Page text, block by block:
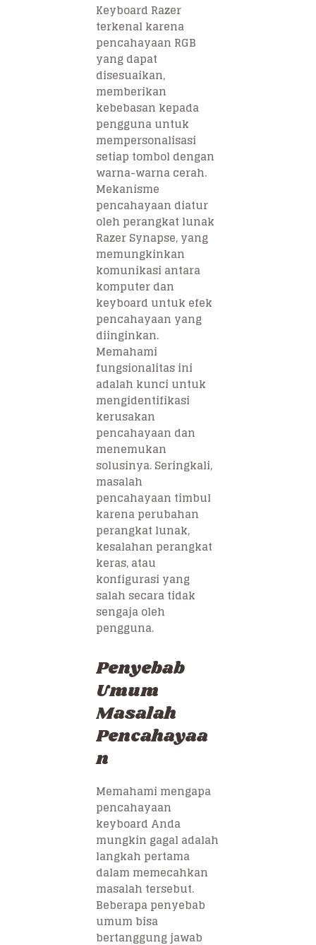
Keyboard Razer
terkenal karena
pencahayaan RGB
yang dapat
disesuaikan,
memberikan
kebebasan kepada
pengguna untuk
mempersonalisasi
setiap tombol dengan
warna-warna cerah.
Mekanisme
pencahayaan diatur
oleh perangkat lunak
Razer Synapse, yang
memungkinkan
komunikasi antara
komputer dan
keyboard untuk efek
pencahayaan yang
diinginkan.
Memahami
fungsionalitas ini
adalah kunci untuk
mengidentifikasi
kerusakan
pencahayaan dan
menemukan
solusinya. Seringkali,
masalah
pencahayaan timbul
karena perubahan
perangkat lunak,
kesalahan perangkat
keras, atau
konfigurasi yang
salah secara tidak
sengaja oleh
pengguna.
Penyebab
Umum
Masalah
Pencahayaa
n
Memahami mengapa
pencahayaan
keyboard Anda
mungkin gagal adalah
langkah pertama
dalam memecahkan
masalah tersebut.
Beberapa penyebab
umum bisa
bertanggung jawab